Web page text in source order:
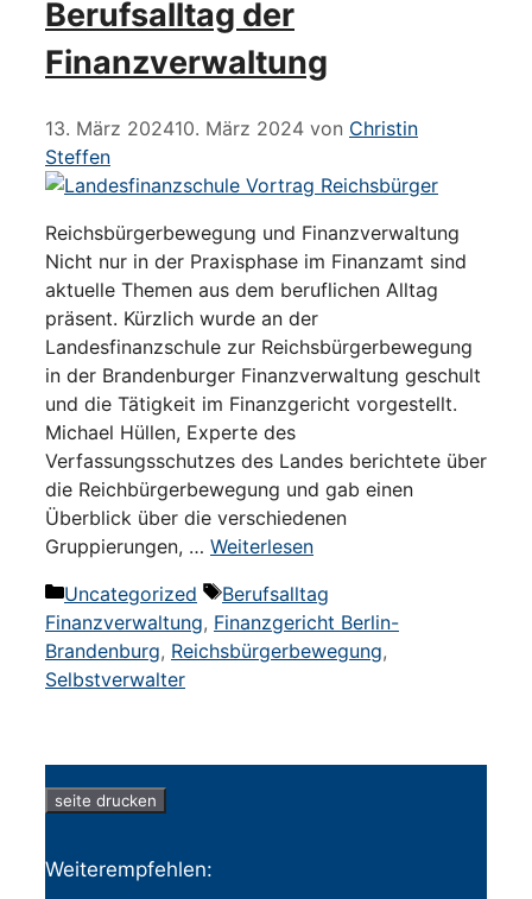
Berufsalltag der
Finanzverwaltung
13. März 202410. März 2024 von Christin
Steffen
Reichsbürgerbewegung und Finanzverwaltung
Nicht nur in der Praxisphase im Finanzamt sind
aktuelle Themen aus dem beruflichen Alltag
präsent. Kürzlich wurde an der
Landesfinanzschule zur Reichsbürgerbewegung
in der Brandenburger Finanzverwaltung geschult
und die Tätigkeit im Finanzgericht vorgestellt.
Michael Hüllen, Experte des
Verfassungsschutzes des Landes berichtete über
die Reichbürgerbewegung und gab einen
Überblick über die verschiedenen
Gruppierungen, … Weiterlesen
Kategorien
Uncategorized Schlagwörter
Berufsalltag
Finanzverwaltung, Finanzgericht Berlin-
Brandenburg, Reichsbürgerbewegung,
Selbstverwalter
seite drucken
Weiterempfehlen: